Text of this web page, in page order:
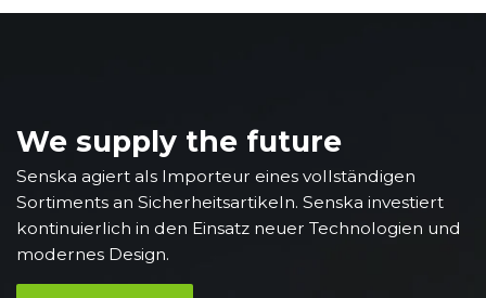
We supply the future
Senska agiert als Importeur eines vollständigen
Sortiments an Sicherheitsartikeln. Senska investiert
kontinuierlich in den Einsatz neuer Technologien und
modernes Design.